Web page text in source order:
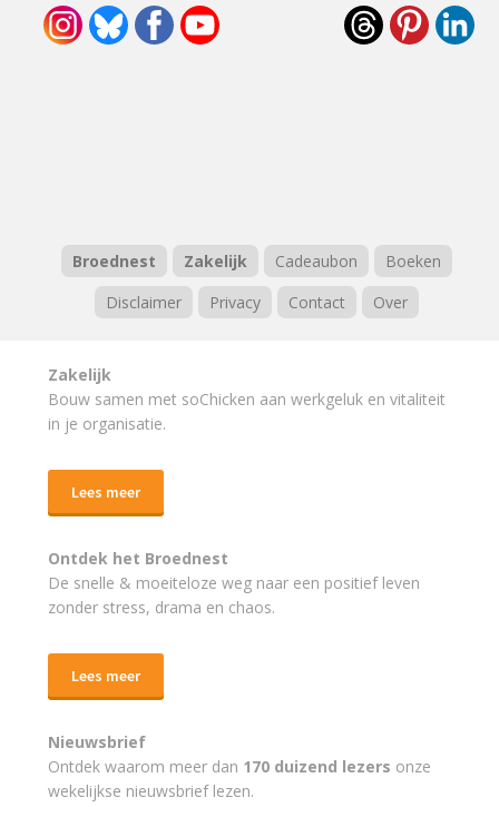
Broednest Zakelijk Cadeaubon
Boeken
Disclaimer
Privacy Contact Over
Zakelijk
Bouw samen met soChicken aan werkgeluk en vitaliteit
in je organisatie.
Lees meer
Ontdek het Broednest
De snelle & moeiteloze weg naar een positief leven
zonder stress, drama en chaos.
Lees meer
Nieuwsbrief
Ontdek waarom meer dan 170 duizend lezers onze
wekelijkse nieuwsbrief lezen.